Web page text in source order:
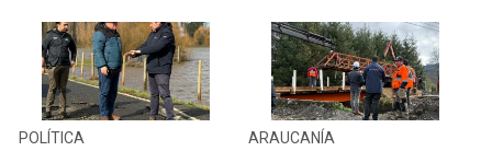
POLÍTICA ARAUCANÍA